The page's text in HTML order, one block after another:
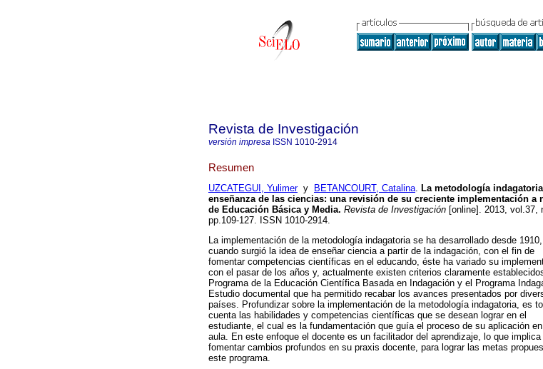
Revista de Investigación
versión impresa ISSN 1010-2914
Resumen
UZCATEGUI, Yulimery BETANCOURT, Catalina. La metodología
enseñanza de las ciencias: una revisión de su creciente implementación a
de Educación Básica y Media. Revista de Investigación [online]. 2013, vol.37,
pp.109-127. ISSN 1010-2914.
La implementación de la metodología indagatoria se ha desarrollado desde 1910,
cuando surgió la idea de enseñar ciencia a partir de la indagación, con el fin de
fomentar competencias científicas en el educando, éste ha variado su
con el pasar de los años y, actualmente existen criterios claramente
Programa de la Educación Científica Basada en Indagación y el Programa
Estudio documental que ha permitido recabar los avances presentados por
países. Profundizar sobre la implementación de la metodología indagatoria, es
cuenta las habilidades y competencias científicas que se desean lograr en el
estudiante, el cual es la fundamentación que guía el proceso de su aplicación en
aula. En este enfoque el docente es un facilitador del aprendizaje, lo que implica
fomentar cambios profundos en su praxis docente, para lograr las metas
este programa.